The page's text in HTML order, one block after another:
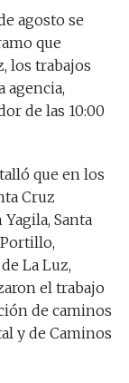
agosto se
que
los trabajos
agencia,
de las 10:00
que en los
Cruz
Yagila, Santa
La Luz,
el trabajo
de caminos
y de Caminos